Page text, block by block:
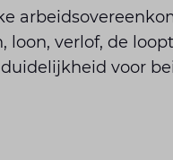
loon, verlof, de
voor